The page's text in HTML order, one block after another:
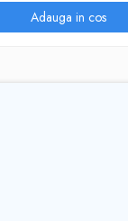
Adauga in cos